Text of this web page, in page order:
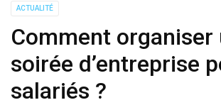
ACTUALITÉ
Comment organiser
soirée d’entreprise
salariés ?